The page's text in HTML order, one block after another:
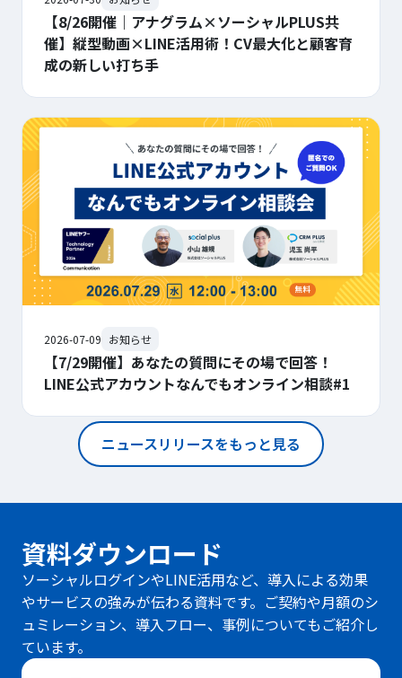
【8/26開催｜アナグラム×ソーシャルPLUS共
催】縦型動画×LINE活用術！CV最大化と顧客育
成の新しい打ち手
2026-07-09 お知らせ
【7/29開催】あなたの質問にその場で回答！
LINE公式アカウントなんでもオンライン相談#1
ニュースリリースをもっと見る
資料ダウンロード
ソーシャルログインやLINE活用など、導入による効果
やサービスの強みが伝わる資料です。ご契約や月額のシ
ュミレーション、導入フロー、事例についてもご紹介し
ています。